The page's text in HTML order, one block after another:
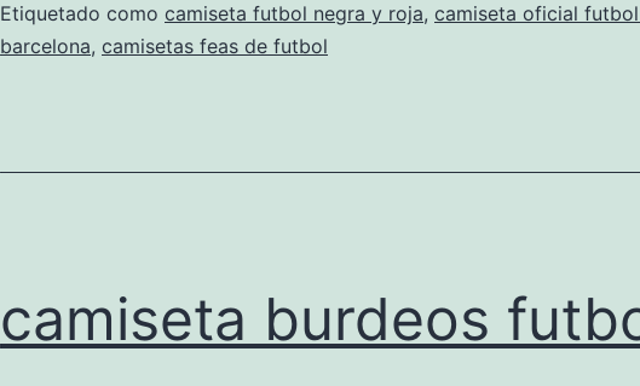
Etiquetado como camiseta futbol negra y roja, camiseta oficial
barcelona, camisetas feas de futbol
camiseta burdeos